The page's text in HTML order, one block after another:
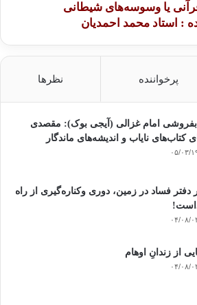
یا وسوسه‌های شیطانی
: استاد محمد احمدیان
پرخواننده نظرها
امام غزالی (آیجی بوک): مقصدی
کتاب‌های نایاب و اندیشه‌های ماندگار
۰۳/۱۹
دفتر فساد در زمین‌، دوری وکناره‌گیری از راه
۰۸/۰۳
از زندانِ اوهام
۰۸/۰۳